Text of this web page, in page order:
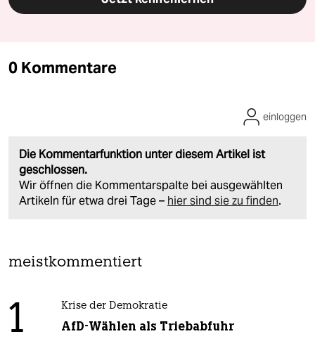
0 Kommentare
Die Kommentarfunktion unter diesem Artikel ist
geschlossen.
Wir öffnen die Kommentarspalte bei ausgewählten
Artikeln für etwa drei Tage – hier sind sie zu finden.
einloggen
meistkommentiert
1 Krise der Demokratie
AfD-Wählen als Triebabfuhr